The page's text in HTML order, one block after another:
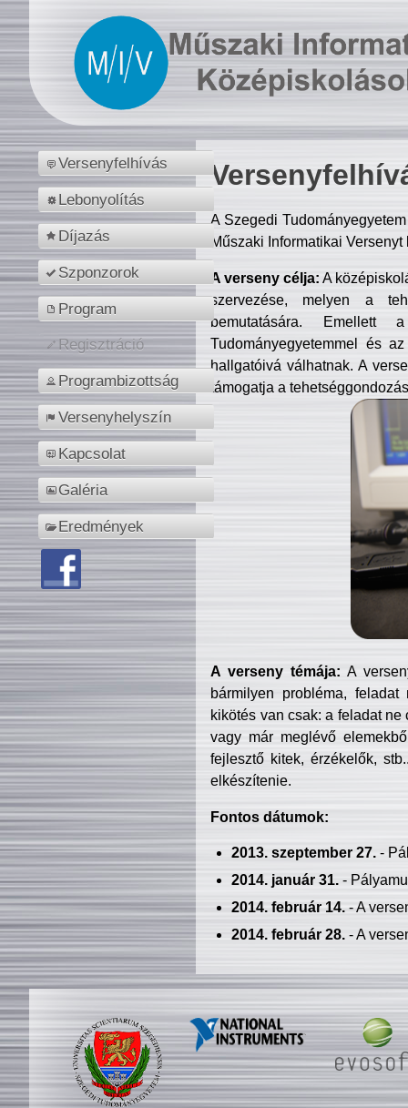
Versenyfelhívás
Lebonyolítás
Díjazás
Szponzorok
Program
Regisztráció
Programbizottság
Versenyhelyszín
Kapcsolat
Galéria
Eredmények
A Szegedi
Műszaki Informatikai
A verseny célja: A
szervezése, melyen a
bemutatására. Emellett
Tudományegyetemmel és
hallgatóivá válhatnak. A
támogatja a
A verseny témája: A
bármilyen probléma, feladat
kikötés van csak: a feladat
vagy már meglévő
fejlesztő kitek, érzékelők,
elkészítenie.
Fontos dátumok:
2013. szeptember 27.-
2014. január 31.-
2014. február 14.- A
2014. február 28.- A